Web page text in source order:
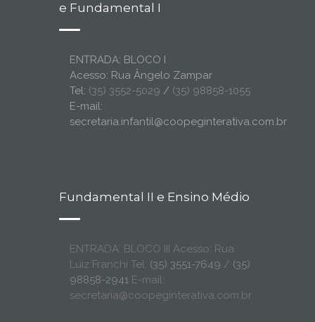
e Fundamental I
ENTRADA: BLOCO I
Acesso: Rua Ângelo Zampar
Tel: (35) 3552-5029 / (35) 98858-1055
E-mail:
secretaria.infantil@coopeginterativa.com.br
Fundamental II e Ensino Médio
ENTRADA: BLOCO III Acesso: Rua
Luiz Franchi Tel: (35) 3551-7649 / (35)
98858-2941 E-mail:
secretaria@coopeginterativa.com.br